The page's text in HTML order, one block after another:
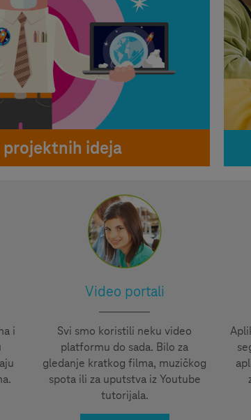
ideja
i
Video portali
Svi smo koristili neku video
platformu do sada. Bilo za
gledanje kratkog filma, muzičkog
spota ili za uputstva iz Youtube
tutorijala.